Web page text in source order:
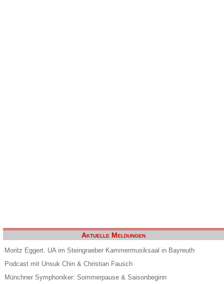
Aktuelle Meldungen
Moritz Eggert. UA im Steingraeber Kammermusiksaal in Bayreuth
Podcast mit Unsuk Chin & Christian Fausch
Münchner Symphoniker: Sommerpause & Saisonbeginn